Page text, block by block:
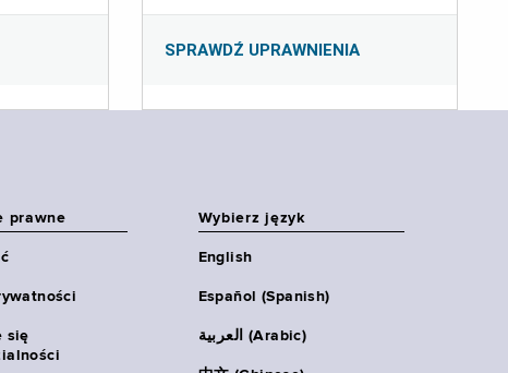
SPRAWDŹ UPRAWNIENIA
prawne
się
Wybierz język
English
Español (Spanish)
العربية (Arabic)